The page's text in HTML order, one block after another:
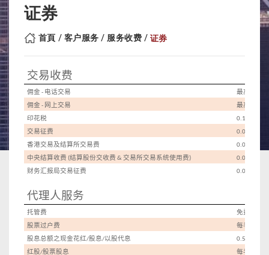
证券
首頁 客户服务 服务收费 证券
交易收费
佣金 - 电话交易 最高
佣金 - 网上交易 最高
印花税
0.13% (
交易征费
0.0027% (
香港交易及结算所交易费
0.005% (
中央结算收费 (结算股份交收费 & 交易所交易系统使用费) 0.005%(
财务汇报局交易征费
0.00015% (
代理人服务
托管费
免费
股票过户费
每手
股息总额之现金花红/股息/以股代息 0.5% (
红股/股票股息 每手